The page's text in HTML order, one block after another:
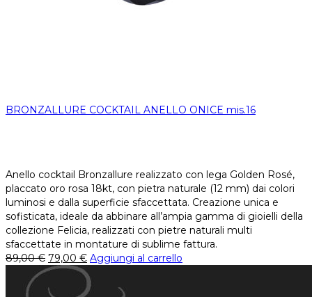
BRONZALLURE COCKTAIL ANELLO ONICE mis.16
Anello cocktail Bronzallure realizzato con lega Golden Rosé,
placcato oro rosa 18kt, con pietra naturale (12 mm) dai colori
luminosi e dalla superficie sfaccettata. Creazione unica e
sofisticata, ideale da abbinare all’ampia gamma di gioielli della
collezione Felicia, realizzati con pietre naturali multi
sfaccettate in montature di sublime fattura.
89,00€ 79,00 € Aggiungi al carrello